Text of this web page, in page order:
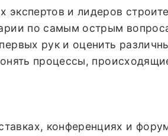
и лидеров
по самым острым
рук и оценить
процессы,
конференциях и